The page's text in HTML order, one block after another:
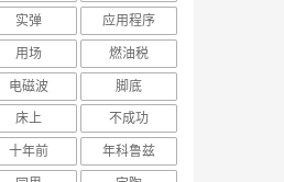
实弹
应用程序
用场
燃油税
电磁波
脚底
床上
不成功
十年前
年科鲁兹